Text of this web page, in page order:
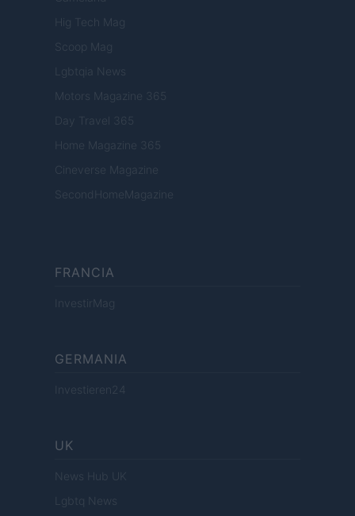
Hig Tech Mag
Scoop Mag
Lgbtqia News
Motors Magazine 365
Day Travel 365
Home Magazine 365
Cineverse Magazine
SecondHomeMagazine
FRANCIA
InvestirMag
GERMANIA
Investieren24
UK
News Hub UK
Lgbtq News